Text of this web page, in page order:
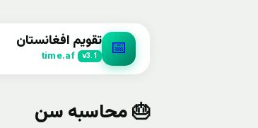
📅 تقویم افغانستان
time.af v3.1
🎂 محاسبه سن